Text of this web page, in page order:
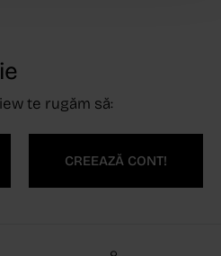
te rugăm să:
CREEAZĂ CONT!